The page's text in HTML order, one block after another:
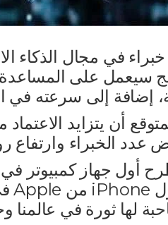
خبراء في مجال الذكاء
سيعمل على
إضافة إلى سرعته في
أن يتزايد
عدد الخبراء وارتفاع
أول جهاز كمبيوتر
لها ثورة في عالمنا